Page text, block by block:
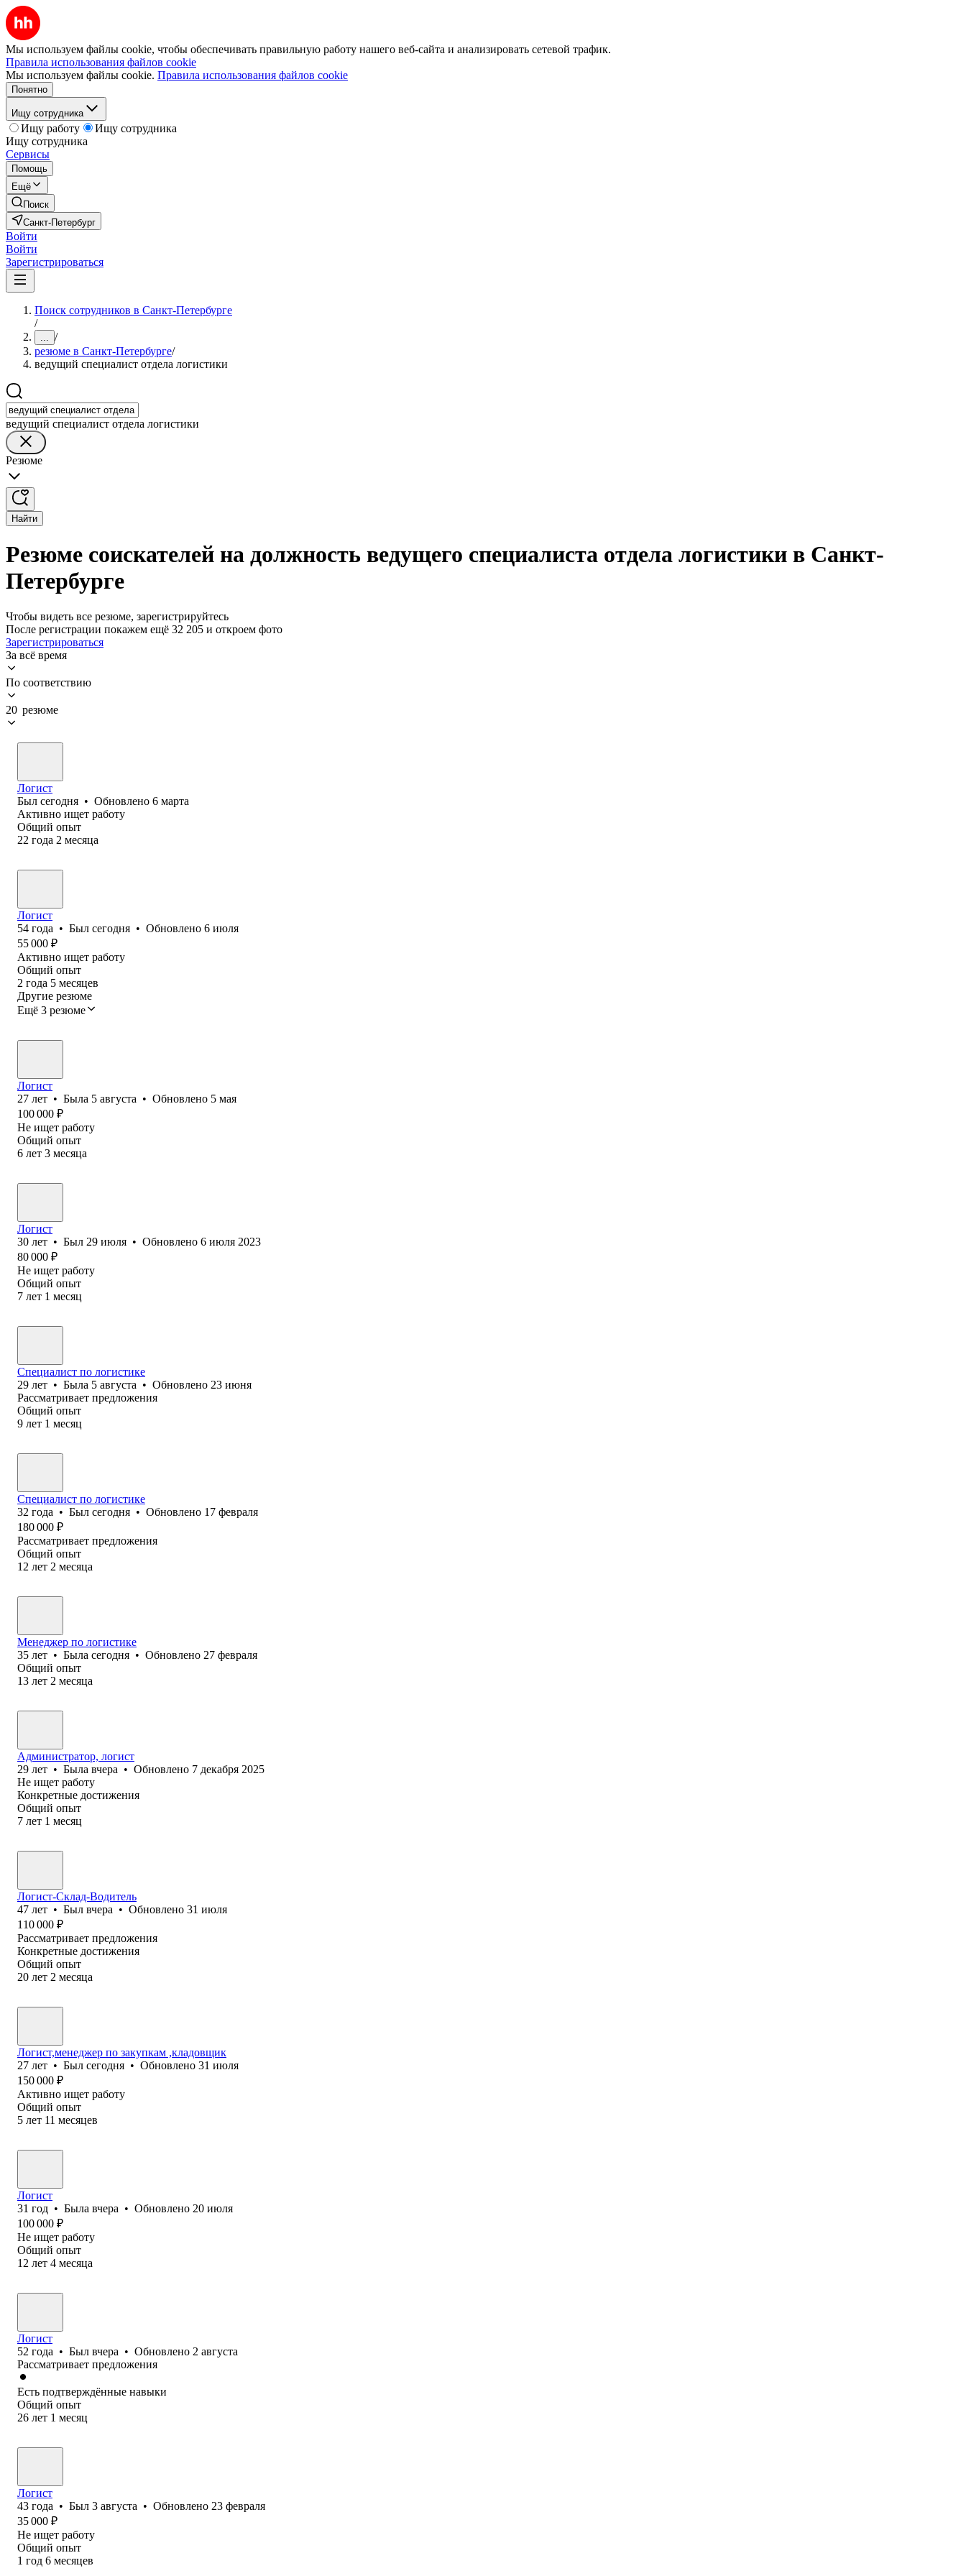
Мы используем файлы cookie, чтобы обеспечивать правильную работу нашего веб-сайта и анализировать сетевой трафик.
Правила использования файлов cookie
Мы используем файлы cookie. Правила использования файлов cookie
Понятно
Ищу сотрудника
Ищу работу
Ищу сотрудника
Ищу сотрудника
Сервисы
Помощь
Ещё
Поиск
Санкт-Петербург
Войти
Войти
Зарегистрироваться
Поиск сотрудников в Санкт-Петербурге
/
... /
резюме в Санкт-Петербурге/
ведущий специалист отдела логистики
ведущий специалист отдела логистики
Резюме
Найти
Резюме соискателей на должность ведущего специалиста отдела логистики в Санкт-
Петербурге
Чтобы видеть все резюме, зарегистрируйтесь
После регистрации покажем ещё 32 205 и откроем фото
Зарегистрироваться
За всё время
По соответствию
20 резюме
Логист
Был сегодня • Обновлено 6 марта
Активно ищет работу
Общий опыт
22 года 2 месяца
Логист
54 года • Был сегодня • Обновлено 6 июля
55 000 ₽
Активно ищет работу
Общий опыт
2 года 5 месяцев
Другие резюме
Ещё 3 резюме
Логист
27 лет • Была 5 августа • Обновлено 5 мая
100 000 ₽
Не ищет работу
Общий опыт
6 лет 3 месяца
Логист
30 лет • Был 29 июля • Обновлено 6 июля 2023
80 000 ₽
Не ищет работу
Общий опыт
7 лет 1 месяц
Специалист по логистике
29 лет • Была 5 августа • Обновлено 23 июня
Рассматривает предложения
Общий опыт
9 лет 1 месяц
Специалист по логистике
32 года • Был сегодня • Обновлено 17 февраля
180 000 ₽
Рассматривает предложения
Общий опыт
12 лет 2 месяца
Менеджер по логистике
35 лет • Была сегодня • Обновлено 27 февраля
Общий опыт
13 лет 2 месяца
Администратор, логист
29 лет • Была вчера • Обновлено 7 декабря 2025
Не ищет работу
Конкретные достижения
Общий опыт
7 лет 1 месяц
Логист-Склад-Водитель
47 лет • Был вчера • Обновлено 31 июля
110 000 ₽
Рассматривает предложения
Конкретные достижения
Общий опыт
20 лет 2 месяца
Логист,менеджер по закупкам ,кладовщик
27 лет • Был сегодня • Обновлено 31 июля
150 000 ₽
Активно ищет работу
Общий опыт
5 лет 11 месяцев
Логист
31 год • Была вчера • Обновлено 20 июля
100 000 ₽
Не ищет работу
Общий опыт
12 лет 4 месяца
Логист
52 года • Был вчера • Обновлено 2 августа
Рассматривает предложения
Есть подтверждённые навыки
Общий опыт
26 лет 1 месяц
Логист
43 года • Был 3 августа • Обновлено 23 февраля
35 000 ₽
Не ищет работу
Общий опыт
1 год 6 месяцев